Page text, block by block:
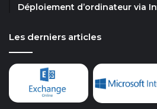
Déploiement d’ordinateur via
Les derniers articles